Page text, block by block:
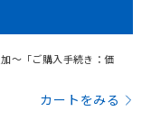
～「ご購入手続き：価
カートをみる